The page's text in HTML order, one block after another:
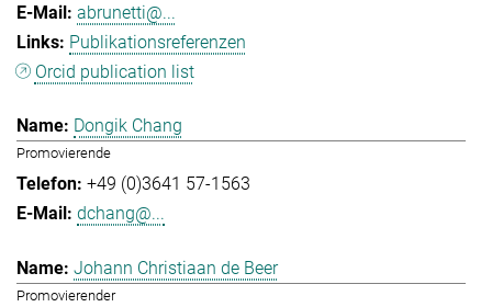
abrunetti@...
Publikationsreferenzen
Orcid publication list
Dongik Chang
Promovierende
+49 (0)3641 57-1563
dchang@...
Johann Christiaan de Beer
Promovierender